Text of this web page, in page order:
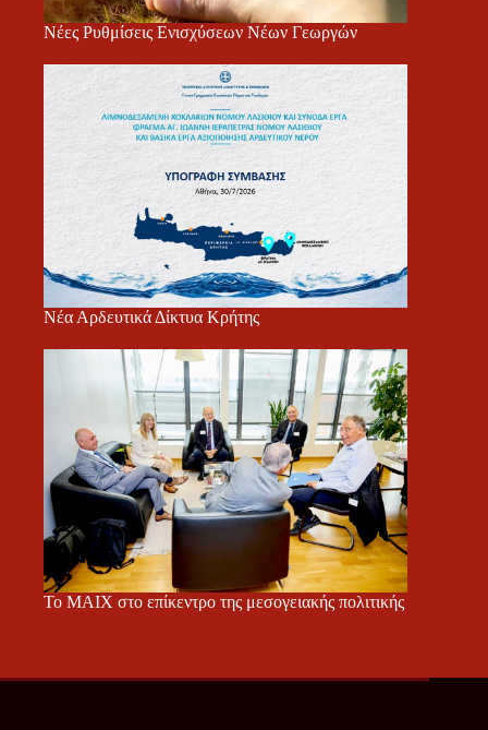
Νέες Ρυθμίσεις Ενισχύσεων Νέων Γεωργών
Νέα Αρδευτικά Δίκτυα Κρήτης
Το ΜΑΙΧ στο επίκεντρο της μεσογειακής πολιτικής